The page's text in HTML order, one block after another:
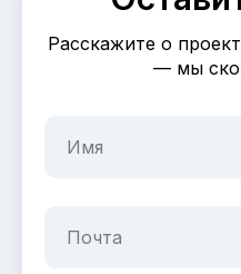
Расскажите о
— мы